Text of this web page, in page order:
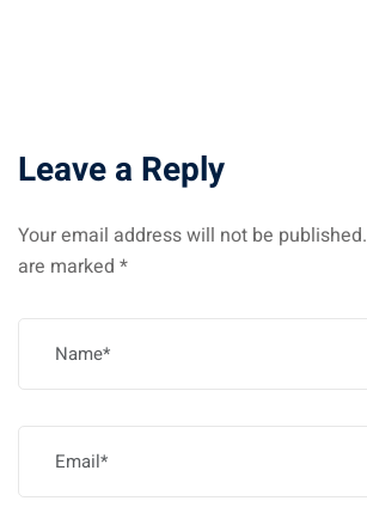
Leave a Reply
Your email address will not be published.
are marked *